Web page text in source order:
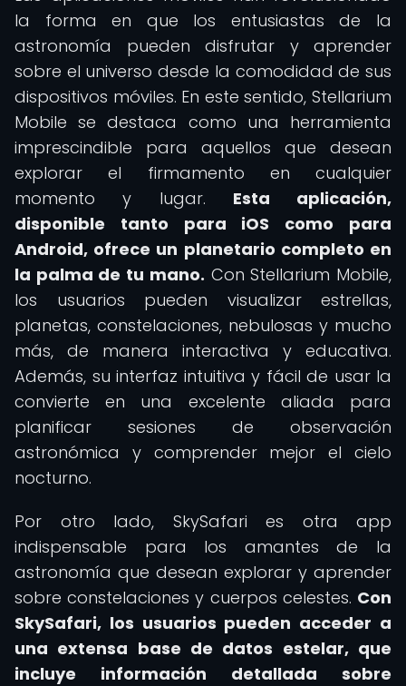
la forma en que los entusiastas de la
astronomía pueden disfrutar y aprender
sobre el universo desde la comodidad de sus
dispositivos móviles. En este sentido, Stellarium
Mobile se destaca como una herramienta
imprescindible para aquellos que desean
explorar el firmamento en cualquier
momento y lugar. Esta aplicación,
disponible tanto para iOS como para
Android, ofrece un planetario completo en
la palma de tu mano. Con Stellarium Mobile,
los usuarios pueden visualizar estrellas,
planetas, constelaciones, nebulosas y mucho
más, de manera interactiva y educativa.
Además, su interfaz intuitiva y fácil de usar la
convierte en una excelente aliada para
planificar sesiones de observación
astronómica y comprender mejor el cielo
nocturno.
Por otro lado, SkySafari es otra app
indispensable para los amantes de la
astronomía que desean explorar y aprender
sobre constelaciones y cuerpos celestes. Con
SkySafari, los usuarios pueden acceder a
una extensa base de datos estelar, que
incluye información detallada sobre